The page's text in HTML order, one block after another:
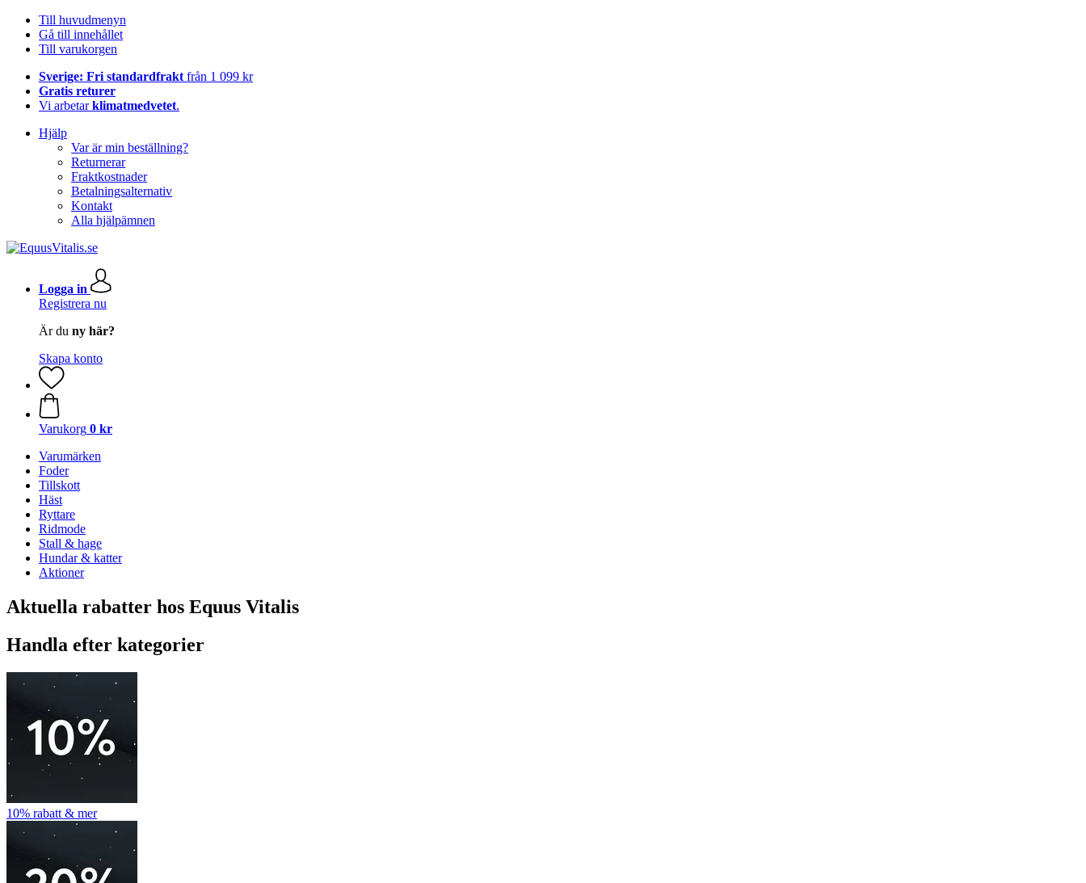
Till huvudmenyn
Gå till innehållet
Till varukorgen
Sverige: Fri standardfrakt från 1 099 kr
Gratis returer
Vi arbetarklimatmedvetet.
Hjälp
Var är min beställning?
Returnerar
Fraktkostnader
Betalningsalternativ
Kontakt
Alla hjälpämnen
Logga in
Registrera nu
Är du ny här?
Skapa konto
Varukorg 0 kr
Varumärken
Foder
Tillskott
Häst
Ryttare
Ridmode
Stall & hage
Hundar & katter
Aktioner
Aktuella rabatter hos Equus Vitalis
Handla efter kategorier
10% rabatt & mer